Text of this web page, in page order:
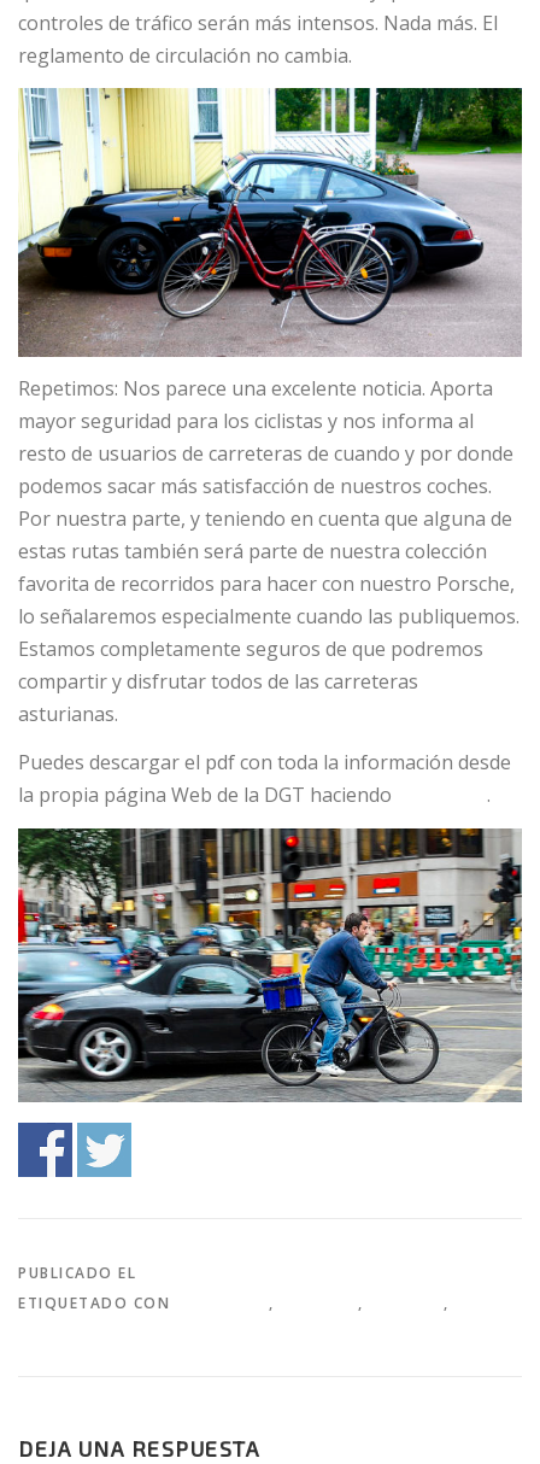
controles de tráfico serán más intensos. Nada más. El
reglamento de circulación no cambia.
Repetimos: Nos parece una excelente noticia. Aporta
mayor seguridad para los ciclistas y nos informa al
resto de usuarios de carreteras de cuando y por donde
podemos sacar más satisfacción de nuestros coches.
Por nuestra parte, y teniendo en cuenta que alguna de
estas rutas también será parte de nuestra colección
favorita de recorridos para hacer con nuestro Porsche,
lo señalaremos especialmente cuando las publiquemos.
Estamos completamente seguros de que podremos
compartir y disfrutar todos de las carreteras
asturianas.
Puedes descargar el pdf con toda la información desde
la propia página Web de la DGT haciendo
.
PUBLICADO EL
ETIQUETADO CON
, , ,
DEJA UNA RESPUESTA